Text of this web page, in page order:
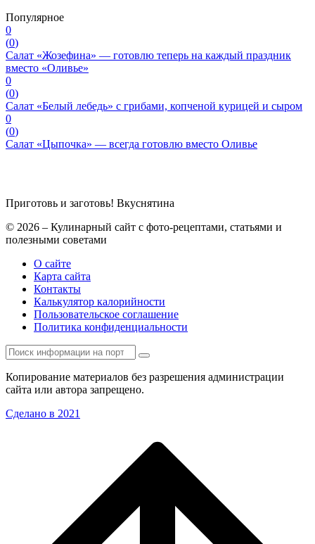
Популярное
0
(0)
Салат «Жозефина» — готовлю теперь на каждый праздник
вместо «Оливье»
0
(0)
Салат «Белый лебедь» с грибами, копченой курицей и сыром
0
(0)
Салат «Цыпочка» — всегда готовлю вместо Оливье
Приготовь и заготовь! Вкуснятина
© 2026 – Кулинарный сайт с фото-рецептами, статьями и
полезными советами
О сайте
Карта сайта
Контакты
Калькулятор калорийности
Пользовательское соглашение
Политика конфиденциальности
Копирование материалов без разрешения администрации
сайта или автора запрещено.
Сделано в 2021